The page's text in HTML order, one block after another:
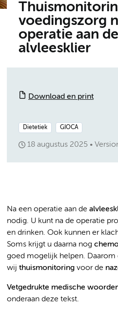
voedingszorg
operatie aan de
alvleesklier
Download en print
Dietetiek GIOCA
18 augustus 2025
Na een operatie aan de
nodig. U kunt na de operatie
en drinken. Ook kunnen er
Soms krijgt u daarna nog
goed mogelijk helpen. Daarom
wij thuismonitoring voor de
Vetgedrukte medische
onderaan deze tekst.